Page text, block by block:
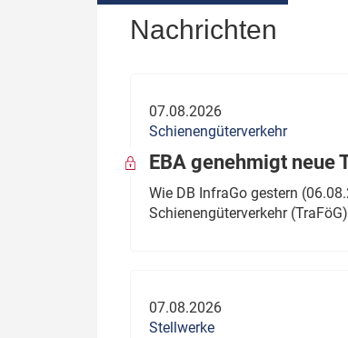
SPNV-Marktdaten
Politik
Verbände: Wer spricht für
wen?
Thema des Monats
Nachrichten
07.08.2026
Schienengüterverkehr
EBA genehmigt neue
Wie DB InfraGo gestern
Schienengüterverkehr
07.08.2026
Stellwerke